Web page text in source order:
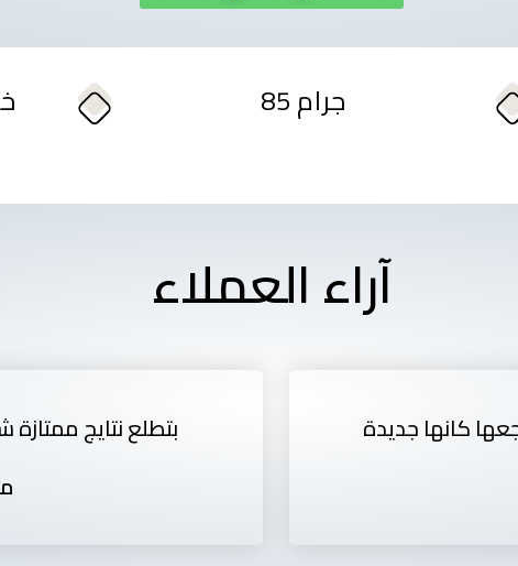
85 جرام
آراء العملاء
بتطلع نتايج ممتازة
كانها جديدة